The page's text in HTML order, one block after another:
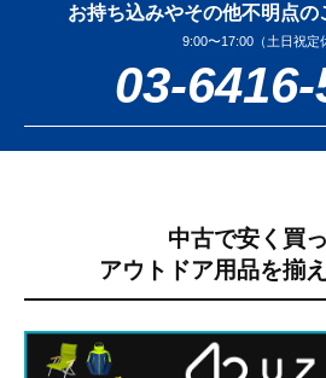
お持ち込みやその他不明点の
9:00〜17:00（土日祝定
03-
中古で安く買っ
アウトドア用品を揃